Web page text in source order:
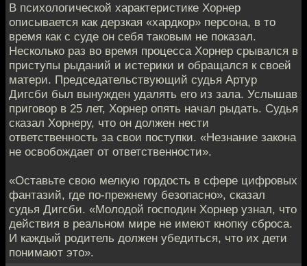
В психологической характеристике Хорнер
описывается как дерзкая «хардкор» персона, в то
время как с суде он себя таковым не показал.
Несколько раз во время процесса Хорнер срывался в
приступы рыданий и истерики и обращался к своей
матери. Председательствующий судья Артур
Дигсби был вынужден удалять его из зала. Услышав
приговор в 25 лет, Хорнер опять начал рыдать. Судья
сказал Хорнеру, что он должен нести
ответственность за свои поступки. «Незнание закона
не освобождает от ответственности».
«Оставьте свою ​​мелкую гордость в сфере цифровых
фантазий, где по-прежнему безопасно», сказал
судья Дигсби. «Молодой господин Хорнер узнал, что
действия в реальном мире не имеют кнопку сброса.
И каждый родитель должен убедиться, что их дети
понимают это».